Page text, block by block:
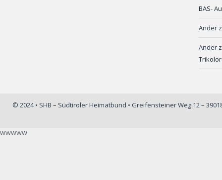
BAS-
Ander
Ander
© 2024 • SHB – Südtiroler Heimatbund • Greifensteiner Weg 12 –
wwwww